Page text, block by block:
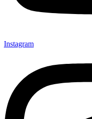
Instagram